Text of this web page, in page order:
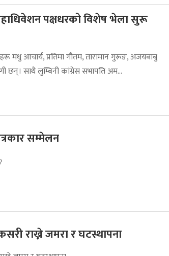
पक्षधरको विशेष भेला सुरू
मधु आचार्य, प्रतिमा गौतम, तारामान गुरूङ, अजयबाबु
छन्। साथै लुम्बिनी कांग्रेस सभापति अम...
सम्मेलन
राख्ने जमरा र घटस्थापना